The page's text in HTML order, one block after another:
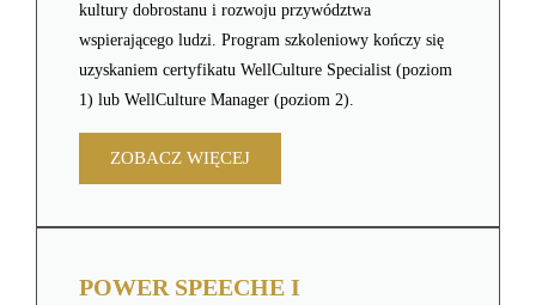
kultury dobrostanu i rozwoju przywództwa
wspierającego ludzi. Program szkoleniowy kończy się
uzyskaniem certyfikatu WellCulture Specialist (poziom
1) lub WellCulture Manager (poziom 2).
ZOBACZ WIĘCEJ
POWER SPEECHE I